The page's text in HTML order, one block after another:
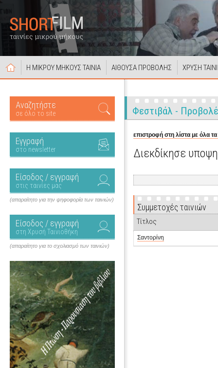
Η ΜΙΚΡΟΥ ΜΗΚΟΥΣ ΤΑΙΝΙΑ ΑΙΘΟΥΣΑ ΠΡΟΒΟΛΗΣ ΧΡΥΣΗ
Αναζητήστε
σε όλο το site
Εγγραφή
στο newsletter
Είσοδος / εγγραφή
στις ταινίες μας
(απαραίτητο για την ψηφοφορία των ταινιών)
Είσοδος / εγγραφή
στη Χρυσή Ταινιοθήκη
(απαραίτητο για το σχολιασμό των ταινιών)
Φεστιβάλ -
επιστροφή στη λίστα με όλα
Διεκδίκησε
Συμμετοχές ταινιών
Τίτλος
Σαντορίνη